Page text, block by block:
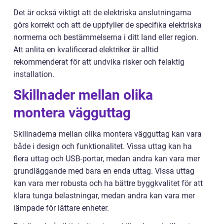
Det är också viktigt att de elektriska anslutningarna
görs korrekt och att de uppfyller de specifika elektriska
normerna och bestämmelserna i ditt land eller region.
Att anlita en kvalificerad elektriker är alltid
rekommenderat för att undvika risker och felaktig
installation.
Skillnader mellan olika
montera vägguttag
Skillnaderna mellan olika montera vägguttag kan vara
både i design och funktionalitet. Vissa uttag kan ha
flera uttag och USB-portar, medan andra kan vara mer
grundläggande med bara en enda uttag. Vissa uttag
kan vara mer robusta och ha bättre byggkvalitet för att
klara tunga belastningar, medan andra kan vara mer
lämpade för lättare enheter.